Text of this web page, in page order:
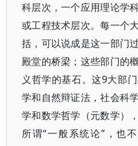
科层次，一个应用理论学
或工程技术层次。每一个
括，可以说成是这一部门
殿堂的桥梁；这些部门的
义哲学的基石。这9大部
学和自然辩证法，社会科
学和数学哲学（元数学）
所谓“一般系统论”，也